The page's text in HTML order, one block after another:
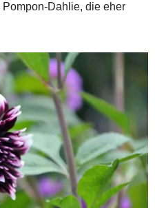
Dahlie, die eher